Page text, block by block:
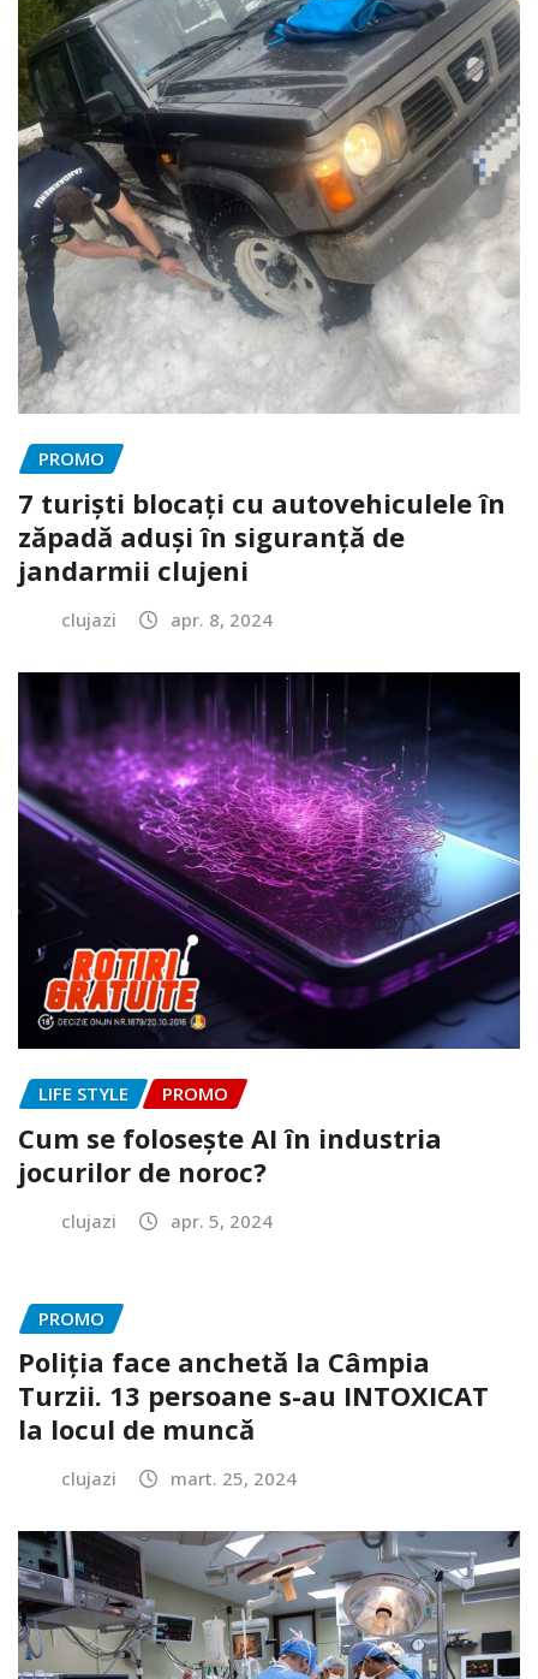
PROMO
7 turiști blocați cu autovehiculele în
zăpadă aduși în siguranță de
jandarmii clujeni
clujazi apr. 8, 2024
LIFE STYLE PROMO
Cum se folosește AI în industria
jocurilor de noroc?
clujazi apr. 5, 2024
PROMO
Poliția face anchetă la Câmpia
Turzii. 13 persoane s-au INTOXICAT
la locul de muncă
clujazi mart. 25, 2024